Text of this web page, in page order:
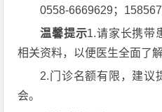
0558-6669629；
温馨提示1.请家长携带
相关资料，以便医生全面了解
2.门诊名额有限，建议
会。